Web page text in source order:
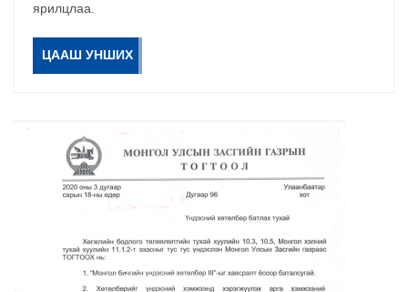
ярилцлаа.
ЦААШ УНШИХ